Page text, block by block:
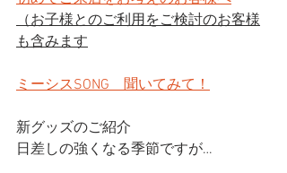
（お子様とのご利用をご検討のお客様
も含みます
ミーシスSONG　聞いてみて！
新グッズのご紹介
日差しの強くなる季節ですが…